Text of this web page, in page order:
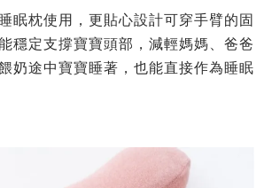
眠枕使用，更貼心設計可穿手臂的固
穩定支撐寶寶頭部，減輕媽媽、爸爸
奶途中寶寶睡著，也能直接作為睡眠